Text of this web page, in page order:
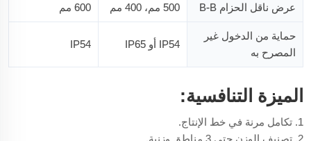
عرض ناقل الحزام B-B 500 مم، 400 مم 600 مم
حماية من الدخول غير
المصرح به
IP54 أو IP65 IP54
الميزة التنافسية:
1. تكامل مرنة في خط الإنتاج.